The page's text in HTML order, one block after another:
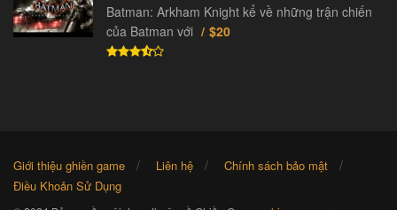
Batman: Arkham Knight kể về những trận chiến
của Batman với
$20
Giới thiệu ghiền game Liên hệ
Chính sách bảo mật
Điều Khoản Sử Dụng